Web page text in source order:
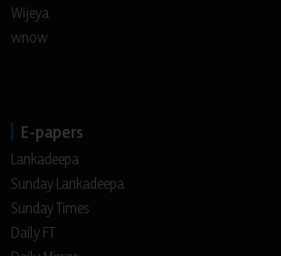
Wijeya
wnow
E-papers
Lankadeepa
Sunday Lankadeepa
Sunday Times
Daily FT